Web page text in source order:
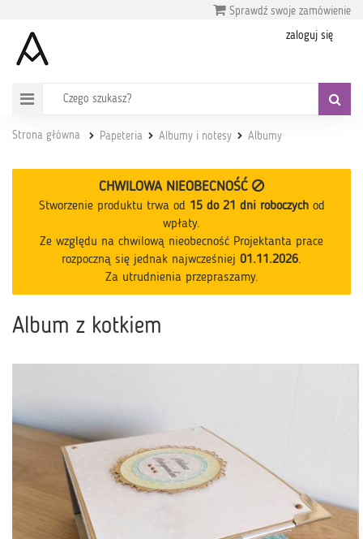
Sprawdź swoje zamówienie
zaloguj się
Strona główna Papeteria Albumy i notesy Albumy
CHWILOWA NIEOBECNOŚĆ
Stworzenie produktu trwa od 15 do 21 dni roboczychod
wpłaty.
Ze względu na chwilową nieobecność Projektanta prace
rozpoczną się jednak najwcześniej 01.11.2026.
Za utrudnienia przepraszamy.
Album z kotkiem